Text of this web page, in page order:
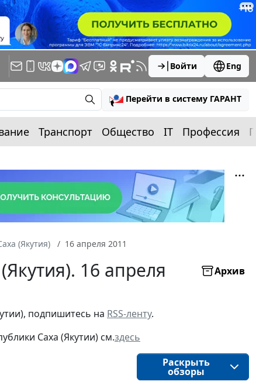
Войти Eng
Перейти в систему ГАРАНТ
Транспорт Общество IT Профессия
(Якутия) 16 апреля 2011
16 апреля
Архив
подпишитесь на RSS-ленту.
Саха (Якутии) см.здесь
Раскрыть
обзоры